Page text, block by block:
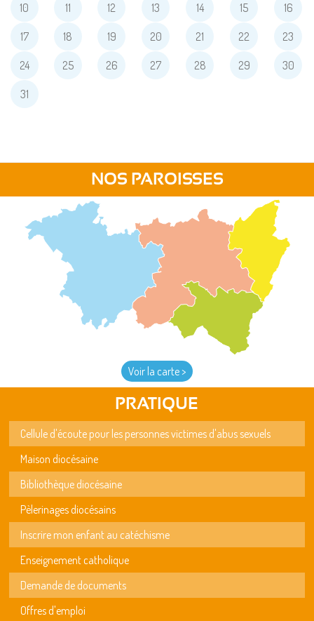
10 11 12 13 14 15 16
17 18 19 20 21 22 23
24 25 26 27 28 29 30
31
NOS PAROISSES
Voir la carte >
PRATIQUE
Cellule d'écoute pour les personnes victimes d'abus sexuels
Maison diocésaine
Bibliothèque diocésaine
Pèlerinages diocésains
Inscrire mon enfant au catéchisme
Enseignement catholique
Demande de documents
Offres d'emploi